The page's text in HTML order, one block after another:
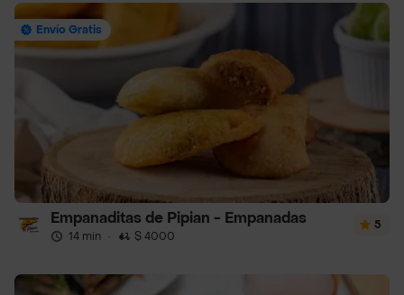
Envío Gratis
Empanaditas de Pipian - Empanadas
14 min · $ 4000
5